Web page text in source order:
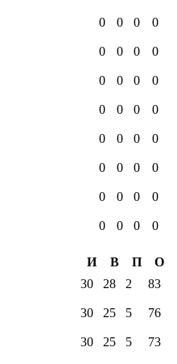
0 0 0 0
0 0 0 0
0 0 0 0
0 0 0 0
0 0 0 0
0 0 0 0
0 0 0 0
0 0 0
0
И В П
О
30 28 2 83
30 25 5 76
30 25 5 73